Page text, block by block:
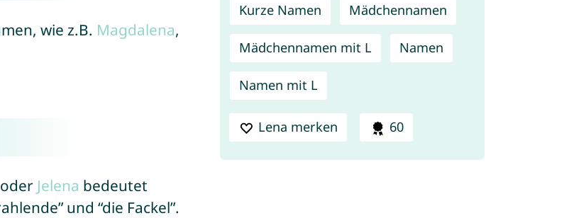
Kurze Namen Mädchennamen
Mädchennamen mit L Namen
Namen mit L
Lena merken 60
wie z.B. Magdalena,
oder Jelena bedeutet
und “die Fackel”.